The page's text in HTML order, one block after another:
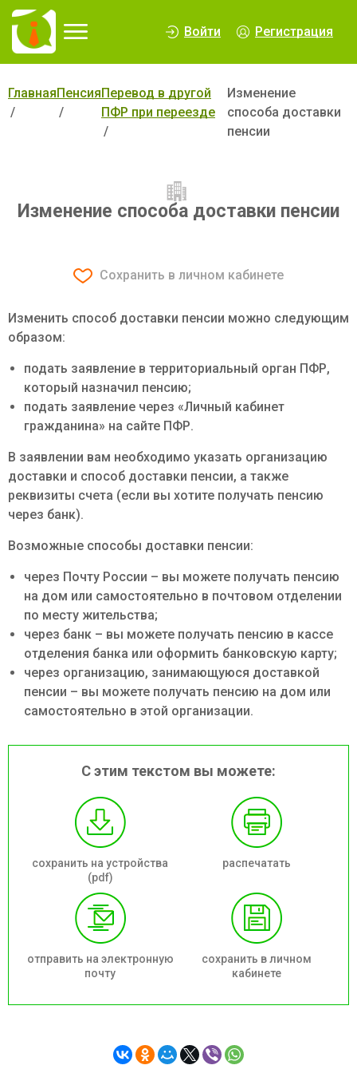
Войти Регистрация
ГлавнаяПенсияПеревод в другой
ПФР при переезде
Изменение
способа доставки
пенсии
Изменение способа доставки пенсии
Сохранить в личном кабинете
Изменить способ доставки пенсии можно следующим
образом:
подать заявление в территориальный орган ПФР,
который назначил пенсию;
подать заявление через «Личный кабинет
гражданина» на сайте ПФР.
В заявлении вам необходимо указать организацию
доставки и способ доставки пенсии, а также
реквизиты счета (если вы хотите получать пенсию
через банк).
Возможные способы доставки пенсии:
через Почту России – вы можете получать пенсию
на дом или самостоятельно в почтовом отделении
по месту жительства;
через банк – вы можете получать пенсию в кассе
отделения банка или оформить банковскую карту;
через организацию, занимающуюся доставкой
пенсии – вы можете получать пенсию на дом или
самостоятельно в этой организации.
С этим текстом вы можете:
сохранить на устройства
(pdf)
распечатать
отправить на электронную
почту
сохранить в личном
кабинете